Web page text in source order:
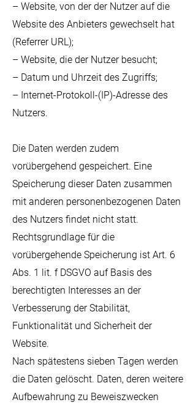
– Website, von der der Nutzer auf die
Website des Anbieters gewechselt hat
(Referrer URL);
– Website, die der Nutzer besucht;
– Datum und Uhrzeit des Zugriffs;
– Internet-Protokoll-(IP)-Adresse des
Nutzers.
Die Daten werden zudem
vorübergehend gespeichert. Eine
Speicherung dieser Daten zusammen
mit anderen personenbezogenen Daten
des Nutzers findet nicht statt.
Rechtsgrundlage für die
vorübergehende Speicherung ist Art. 6
Abs. 1 lit. f DSGVO auf Basis des
berechtigten Interesses an der
Verbesserung der Stabilität,
Funktionalität und Sicherheit der
Website.
Nach spätestens sieben Tagen werden
die Daten gelöscht. Daten, deren weitere
Aufbewahrung zu Beweiszwecken